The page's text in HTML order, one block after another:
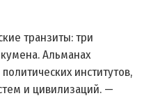
транзиты: три
Альманах
институтов,
и цивилизаций. —